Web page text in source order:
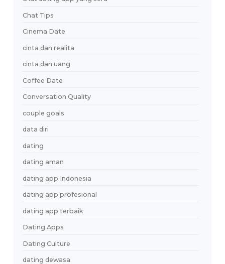
Tags
aplikasi kencan Indonesia
aplikasi pertemanan
attachment style
authentic connection
BI Checking sebelum menikah
BiayaHidupJakarta
cara memulai obrolan di dating app
cari jodoh
cari jodoh online